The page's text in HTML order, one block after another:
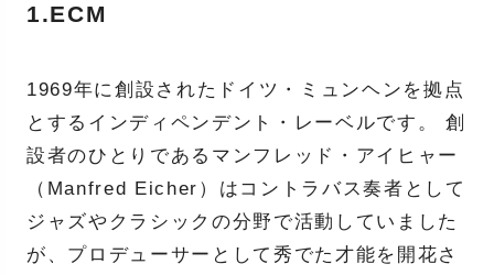
1.ECM
1969年に創設されたドイツ・ミュンヘンを拠点
とするインディペンデント・レーベルです。 創
設者のひとりであるマンフレッド・アイヒャー
（Manfred Eicher）はコントラバス奏者として
ジャズやクラシックの分野で活動していました
が、プロデューサーとして秀でた才能を開花さ